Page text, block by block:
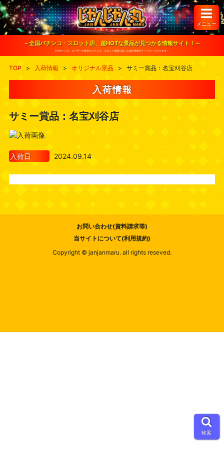
S
k
i
o
メニュー
～全国パチンコ・スロット店、超HOTな景品が見つかる情報サイト！～
※当サイトは、ユーザーが健全なパチンコ・スロット遊戯を楽しむ為の情報サイトとなっております。
TOP > 入荷情報 > オリジナル景品 > サミー賞品：名宝刈谷店
入荷情報
サミー賞品：名宝刈谷店
入荷日 2024.09.14
お問い合わせ(資料請求等)
当サイトについて(利用規約)
Copyright © janjanmaru. all rights reseved.
検索